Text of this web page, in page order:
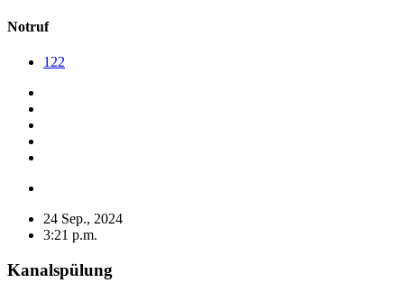
Notruf
122
24 Sep., 2024
3:21 p.m.
Kanalspülung